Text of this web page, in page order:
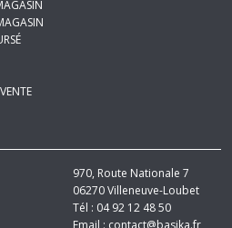
970, Route Nationale 7
06270Villeneuve-Loubet
Tél :04 92 12 48 50
Email :contact@basika.fr